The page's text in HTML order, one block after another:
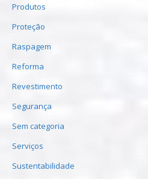
Produtos
Proteção
Raspagem
Reforma
Revestimento
Segurança
Sem categoria
Serviços
Sustentabilidade